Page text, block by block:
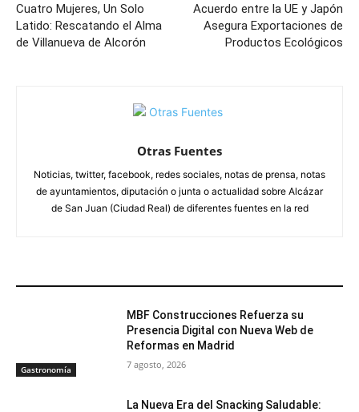
Cuatro Mujeres, Un Solo
Latido: Rescatando el Alma
de Villanueva de Alcorón
Acuerdo entre la UE y Japón
Asegura Exportaciones de
Productos Ecológicos
Otras Fuentes
Noticias, twitter, facebook, redes sociales, notas de prensa, notas
de ayuntamientos, diputación o junta o actualidad sobre Alcázar
de San Juan (Ciudad Real) de diferentes fuentes en la red
Gastronomía
MBF Construcciones Refuerza su
Presencia Digital con Nueva Web de
Reformas en Madrid
7 agosto, 2026
La Nueva Era del Snacking Saludable: